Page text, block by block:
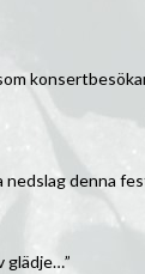
denna
glädje…”